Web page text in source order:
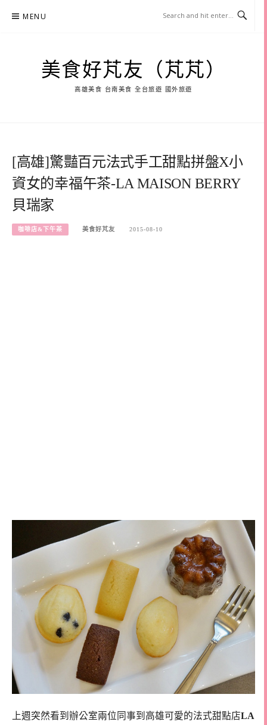
MENU
美食好芃友（芃芃）
高雄美食 台南美食 全台旅遊 國外旅遊
[高雄]驚豔百元法式手工甜點拼盤X小
資女的幸福午茶-LA MAISON BERRY
貝瑞家
咖啡店&下午茶 美食好芃友 2015-08-10
上週突然看到辦公室兩位同事到高雄可愛的法式甜點店LA